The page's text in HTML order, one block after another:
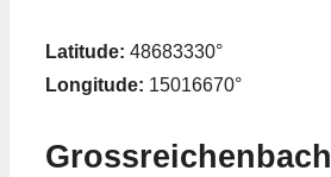
Latitude: 48683330°
Longitude: 15016670°
Grossreichenbach